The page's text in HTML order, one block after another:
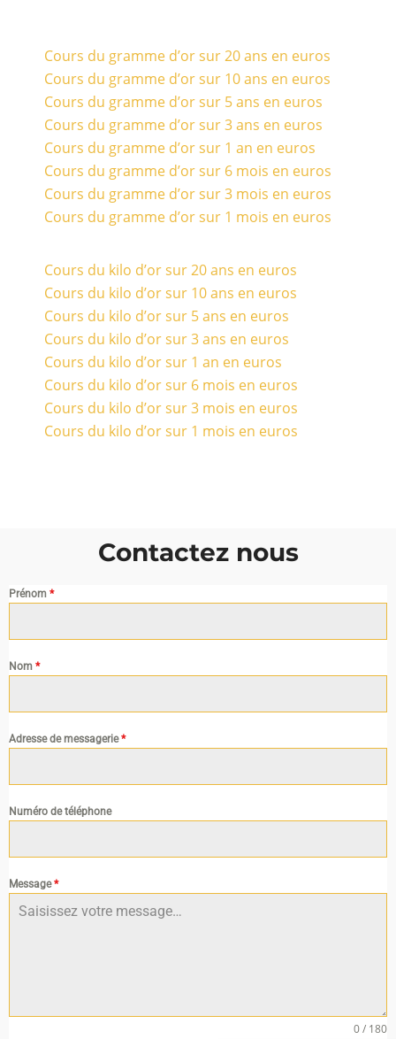
Cours du gramme d’or sur 20 ans en euros
Cours du gramme d’or sur 10 ans en euros
Cours du gramme d’or sur 5 ans en euros
Cours du gramme d’or sur 3 ans en euros
Cours du gramme d’or sur 1 an en euros
Cours du gramme d’or sur 6 mois en euros
Cours du gramme d’or sur 3 mois en euros
Cours du gramme d’or sur 1 mois en euros
Cours du kilo d’or sur 20 ans en euros
Cours du kilo d’or sur 10 ans en euros
Cours du kilo d’or sur 5 ans en euros
Cours du kilo d’or sur 3 ans en euros
Cours du kilo d’or sur 1 an en euros
Cours du kilo d’or sur 6 mois en euros
Cours du kilo d’or sur 3 mois en euros
Cours du kilo d’or sur 1 mois en euros
Contactez nous
Prénom *
Nom *
Adresse de messagerie*
Numéro de téléphone
Message*
0 / 180